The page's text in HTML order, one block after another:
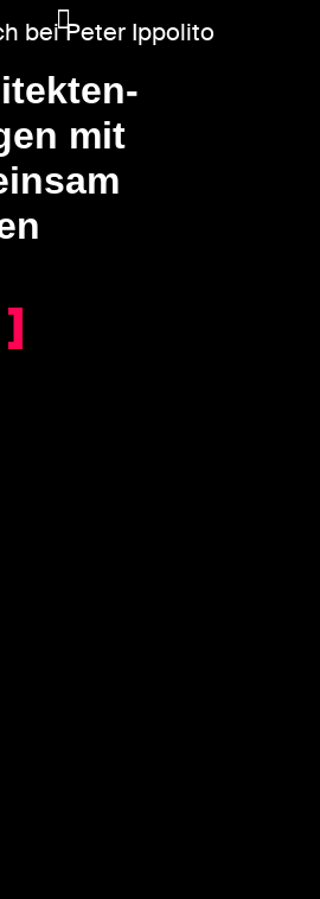
bei Peter Ippolito
mit